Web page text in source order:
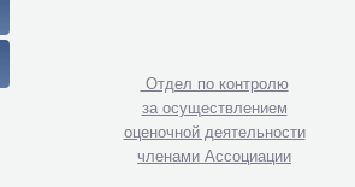
Отдел по контролю
за осуществлением
оценочной деятельности
членами Ассоциации